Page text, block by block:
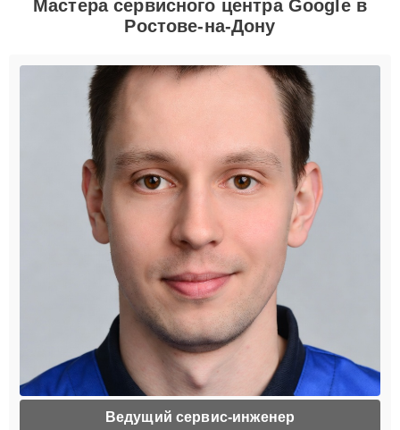
Мастера сервисного центра Google в
Ростове-на-Дону
Ведущий сервис-инженер